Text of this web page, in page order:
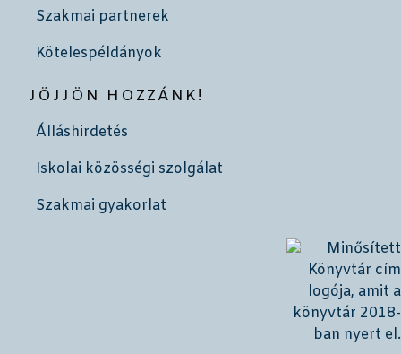
Szakmai partnerek
Kötelespéldányok
JÖJJÖN HOZZÁNK!
Álláshirdetés
Iskolai közösségi szolgálat
Szakmai gyakorlat